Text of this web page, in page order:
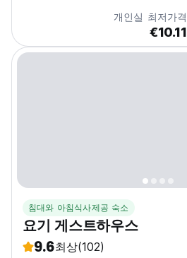
개인실 최저가격
€10.11
침대와 아침식사제공 숙소
요기 게스트하우스
9.6최상(102)